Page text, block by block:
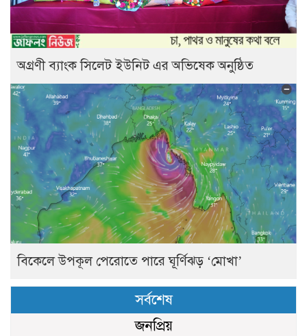
অগ্রণী ব্যাংক সিলেট ইউনিট এর অভিষেক অনুষ্ঠিত
বিকেলে উপকূল পেরোতে পারে ঘূর্ণিঝড় ‘মোখা’
সর্বশেষ
জনপ্রিয়